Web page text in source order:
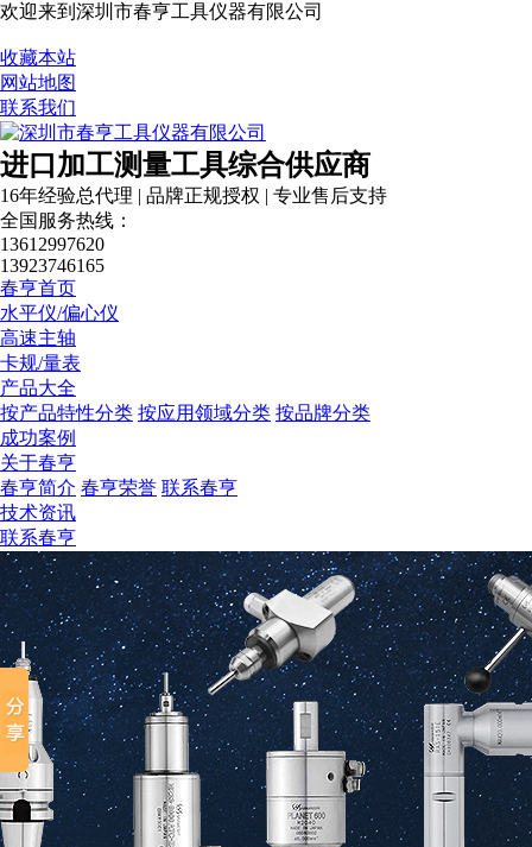
欢迎来到深圳市春亨工具仪器有限公司
收藏本站
网站地图
联系我们
进口加工测量工具综合供应商
16年经验总代理 | 品牌正规授权 | 专业售后支持
全国服务热线：
13612997620
13923746165
春亨首页
水平仪/偏心仪
高速主轴
卡规/量表
产品大全
按产品特性分类 按应用领域分类 按品牌分类
成功案例
关于春亨
春亨简介 春亨荣誉 联系春亨
技术资讯
联系春亨
组织机构代码证